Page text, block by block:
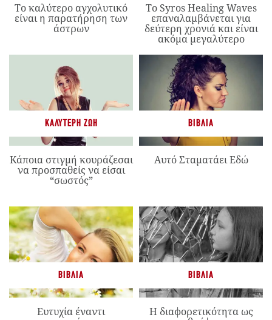
Το καλύτερο αγχολυτικό
είναι η παρατήρηση των
άστρων
Το Syros Healing Waves
επαναλαμβάνεται για
δεύτερη χρονιά και είναι
ακόμα μεγαλύτερο
ΚΑΛΎΤΕΡΗ ΖΩΉ
Κάποια στιγμή κουράζεσαι
να προσπαθείς να είσαι
“σωστός”
ΒΙΒΛΊΑ
Αυτό Σταματάει Εδώ
ΒΙΒΛΊΑ
Ευτυχία έναντι
ΒΙΒΛΊΑ
Η διαφορετικότητα ως